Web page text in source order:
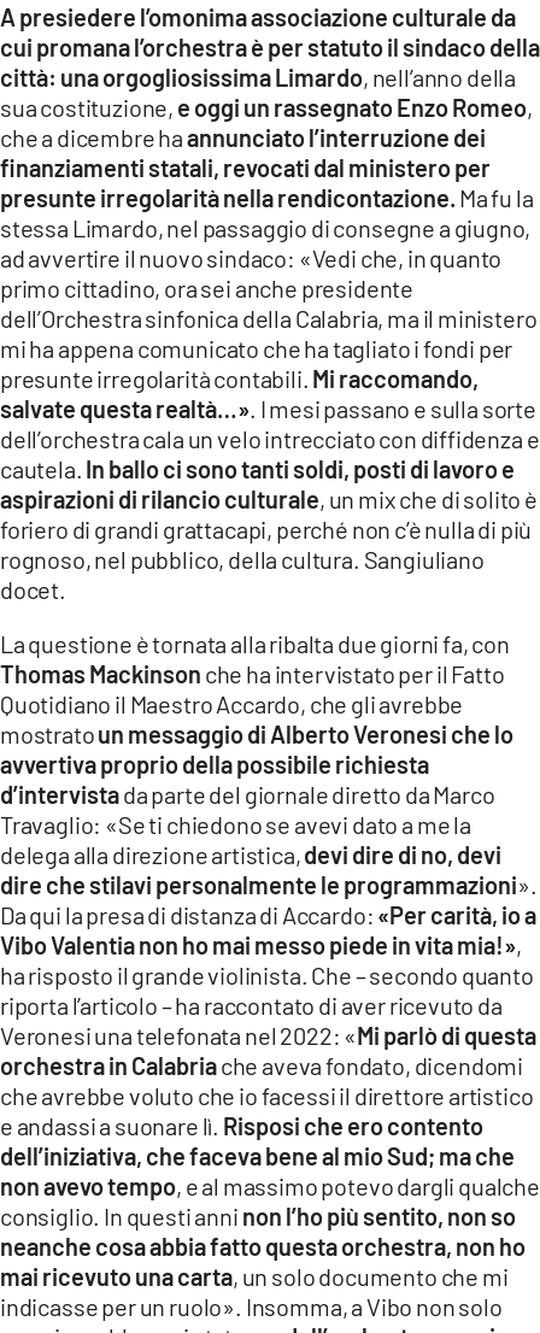
A presiedere l’omonima associazione culturale da
cui promana l’orchestra è per statuto il sindaco della
città: una orgogliosissima Limardo, nell’anno della
sua costituzione, e oggi un rassegnato Enzo Romeo,
che a dicembre haannunciato l’interruzione dei
finanziamenti statali, revocati dal ministero per
presunte irregolarità nella rendicontazione. Ma fu la
stessa Limardo, nel passaggio di consegne a giugno,
ad avvertire il nuovo sindaco: «Vedi che, in quanto
primo cittadino, ora sei anche presidente
dell’Orchestra sinfonica della Calabria, ma il ministero
mi ha appena comunicato che ha tagliato i fondi per
presunte irregolarità contabili. Mi raccomando,
salvate questa realtà…» . I mesi passano e sulla sorte
dell’orchestra cala un velo intrecciato con diffidenza e
cautela. In ballo ci sono tanti soldi, posti di lavoro e
aspirazioni di rilancio culturale, un mix che di solito è
foriero di grandi grattacapi, perché non c’è nulla di più
rognoso, nel pubblico, della cultura. Sangiuliano
docet.
La questione è tornata alla ribalta due giorni fa, con
Thomas Mackinson che ha intervistato per il Fatto
Quotidiano il Maestro Accardo, che gli avrebbe
mostratoun messaggio di Alberto Veronesi che lo
avvertiva proprio della possibile richiesta
d’intervistada parte del giornale diretto da Marco
Travaglio: «Se ti chiedono se avevi dato a me la
delega alla direzione artistica,devi dire di no, devi
dire che stilavi personalmente le programmazioni».
Da qui la presa di distanza di Accardo: «Per carità, io a
Vibo Valentia non ho mai messo piede in vita mia!»,
ha risposto il grande violinista. Che – secondo quanto
riporta l’articolo – ha raccontato di aver ricevuto da
Veronesi una telefonata nel 2022: «Mi parlò di questa
orchestra in Calabriache aveva fondato, dicendomi
che avrebbe voluto che io facessi il direttore artistico
e andassi a suonare lì. Risposi che ero contento
dell’iniziativa, che faceva bene al mio Sud; ma che
non avevo tempo, e al massimo potevo dargli qualche
consiglio. In questi anni non l’ho più sentito, non so
neanche cosa abbia fatto questa orchestra, non ho
mai ricevuto una carta, un solo documento che mi
indicasse per un ruolo». Insomma, a Vibo non solo